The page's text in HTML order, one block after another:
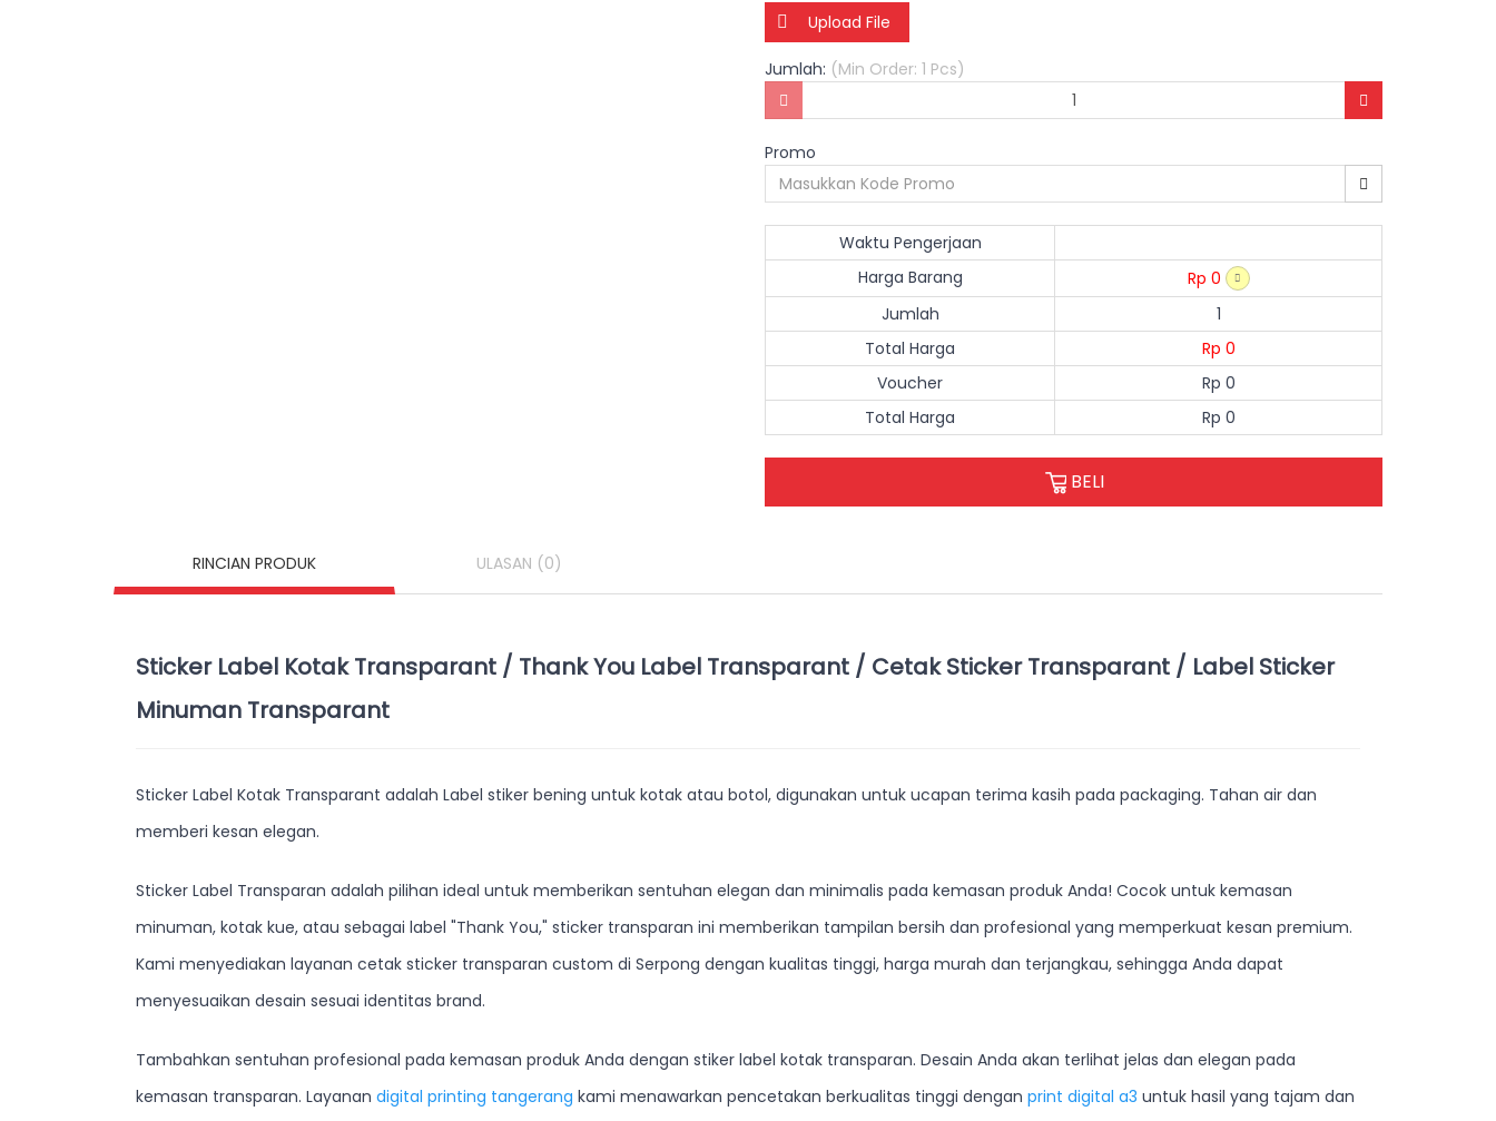
Upload File
Jumlah: (Min Order: 1 Pcs)
Promo
Waktu Pengerjaan
Harga Barang
Rp 0
Jumlah
1
Total Harga
Rp 0
Voucher
Rp 0
Total Harga
Rp 0
BELI
RINCIAN PRODUK ULASAN (0)
Sticker Label Kotak Transparant / Thank You Label Transparant / Cetak Sticker Transparant / Label Sticker
Minuman Transparant
Sticker Label Kotak Transparant adalah Label stiker bening untuk kotak atau botol, digunakan untuk ucapan terima kasih pada packaging. Tahan air dan
memberi kesan elegan.
Sticker Label Transparan adalah pilihan ideal untuk memberikan sentuhan elegan dan minimalis pada kemasan produk Anda! Cocok untuk kemasan
minuman, kotak kue, atau sebagai label "Thank You," sticker transparan ini memberikan tampilan bersih dan profesional yang memperkuat kesan premium.
Kami menyediakan layanan cetak sticker transparan custom di Serpong dengan kualitas tinggi, harga murah dan terjangkau, sehingga Anda dapat
menyesuaikan desain sesuai identitas brand.
Tambahkan sentuhan profesional pada kemasan produk Anda dengan stiker label kotak transparan. Desain Anda akan terlihat jelas dan elegan pada
kemasan transparan. Layanan digital printing tangerang kami menawarkan pencetakan berkualitas tinggi dengan print digital a3 untuk hasil yang tajam dan